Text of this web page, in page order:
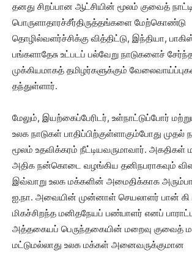
தனது சிறப்பான ஆட்சியின் மூலம் குவைத்
பொருளாதாரச்சீர்திருத்தங்களை மேற்கொண்டு
தொழில்வளர்ச்சிக்கு வித்திட்டு, இந்தியா,
பங்களாதேசு உட்படப் பல்வேறு நாடுகளைச்
முக்கியமாகத் தமிழர்களுக்கும்
தந்துள்ளார்.
மேலும், இயற்கைப்பேரிடர், உள்நாட்டுப்போர்
உலக நாடுகள் பாதிப்பிற்குள்ளாகும்போது
மூலம் உதவிக்கரம் நீட்டியவருமாவார். அகதிகள்
அதிக நன்கொடை வழங்கிய தனிநபராகவும்
இவ்வாறு உலக மக்களின் அமைதிக்காக
ஐ.நா. அவையின் முன்னாள் செயலாளர் பான் கி
மிகச்சிறந்த மனிதநேயப் பண்பாளர் எனப்
அத்தகையப் பெருந்தகையின் மறைவு குவைத்
மட்டுமல்லாது உலக மக்கள் அனைவருக்குமான